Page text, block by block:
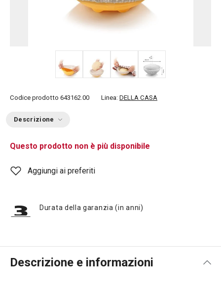
Codice prodotto 643162.00 Linea: DELLA CASA
Descrizione
Questo prodotto non è più disponibile
Aggiungi ai preferiti
Durata della garanzia (in anni)
Descrizione e informazioni